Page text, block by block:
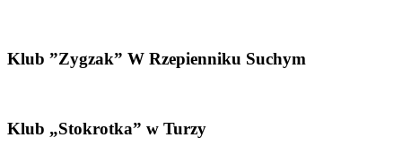
Klub ”Zygzak” W Rzepienniku Suchym
Klub „Stokrotka” w Turzy